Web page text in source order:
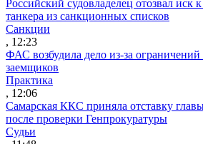
Российский судовладелец отозвал
танкера из санкционных списков
Санкции
, 12:23
ФАС возбудила дело из-за ограничений
заемщиков
Практика
, 12:06
Самарская ККС приняла отставку
после проверки Генпрокуратуры
Судьи